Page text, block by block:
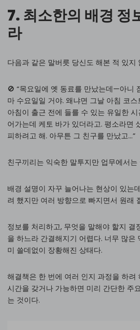
7. 최소한의 배경 정
라
다음과 같은 말버릇 당신도 해본 적 있지
🚫 “목요일에 옛 동료를 만났는데—아니
마 수요일일 거야. 왜냐면 그날 아침 코
아침이 출근 전에 들를 수 있는 유일한
어가는데 케토 바가 있더라고. 평소라면
피하려고 해. 아무튼 그 친구를 만났고…”
친구끼리는 익숙한 말투지만 업무에서
배경 설명이 자꾸 늘어나는 현상이 있는
려 했지만 여러 방향으로 빠지면서 원래
정보를 처리하고, 무엇을 말해야 할지 결
을 하느라 간결해지기 어렵다. 너무 많은
미 쓸데없이 장황해진 상태다.
해결책은 한 번에 여러 인지 과정을 하려
시간을 갖거나 가능하면 미리 간단한 주
는 것이다.